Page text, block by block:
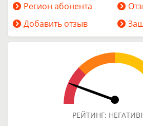
Регион абонента
Добавить отзыв
РЕЙТИНГ: